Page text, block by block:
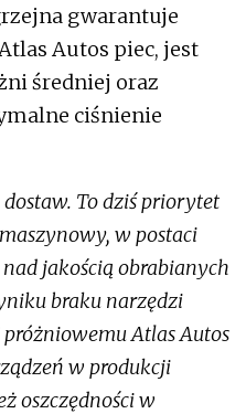
gwarantuje
Autos piec, jest
średniej oraz
ciśnienie
To dziś priorytet
w postaci
jakością obrabianych
braku narzędzi
Atlas Autos
w produkcji
oszczędności w